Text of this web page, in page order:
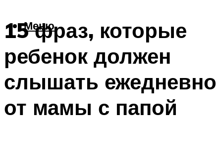
Меню
15 фраз, которые
ребенок должен
слышать ежедневно
от мамы с папой